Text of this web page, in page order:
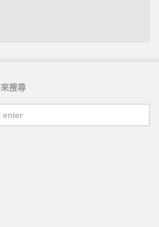
搜尋
來準備國家考試，讓準備國考